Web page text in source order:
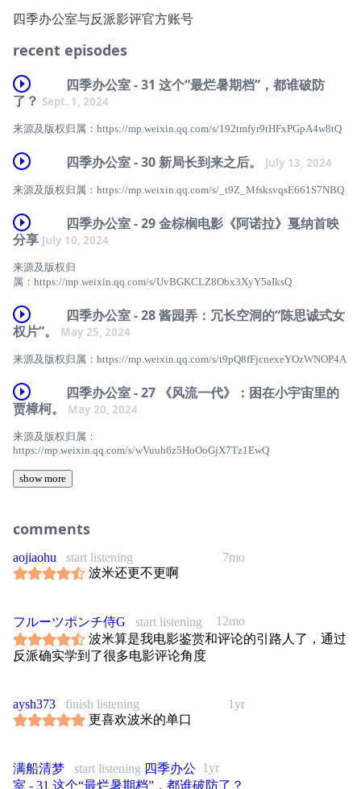
四季办公室与反派影评官方账号
recent episodes
四季办公室 - 31 这个“最烂暑期档”，都谁破防
了？ Sept. 1, 2024
来源及版权归属：https://mp.weixin.qq.com/s/192tmfyr9tHFxPGpA4w8tQ⁠
四季办公室 - 30 新局长到来之后。 July 13, 2024
来源及版权归属：https://mp.weixin.qq.com/s/_t9Z_MfsksvqsE661S7NBQ
四季办公室 - 29 金棕榈电影《阿诺拉》戛纳首映
分享 July 10, 2024
来源及版权归
属：⁠https://mp.weixin.qq.com/s/UvBGKCLZ8Obx3XyY5aIksQ
四季办公室 - 28 酱园弄：冗长空洞的“陈思诚式女
权片”。
May 25, 2024
来源及版权归属：https://mp.weixin.qq.com/s/t9pQ8fFjcnexeYOzWNOP4A
四季办公室 - 27 《风流一代》：困在小宇宙里的
贾樟柯。
May 20, 2024
来源及版权归属：
https://mp.weixin.qq.com/s/wVuuh6z5HoOoGjX7Tz1EwQ
show more
comments
7mo
aojiaohu
start listening
波米还更不更啊
12mo
フルーツポンチ侍G
start listening
波米算是我电影鉴赏和评论的引路人了，通过
反派确实学到了很多电影评论角度
1yr
aysh373
finish listening
更喜欢波米的单口
1yr
满船清梦 start listening 四季办公
室 - 31 这个“最烂暑期档”，都谁破防了？